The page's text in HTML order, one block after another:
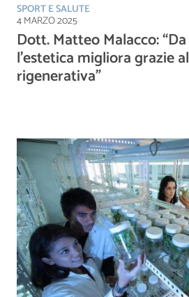
SPORT E SALUTE
4 MARZO 2025
Dott. Matteo Malacco:
l’estetica migliora grazie
rigenerativa”